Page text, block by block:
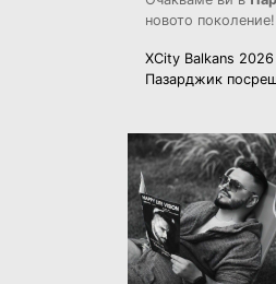
новото поколение!
XCity Balkans
Пазарджик